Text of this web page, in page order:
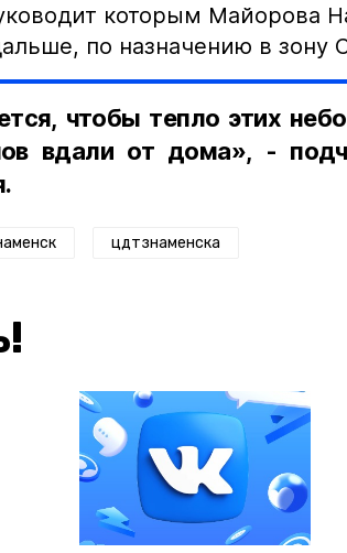
которым Майорова
по назначению в зону
чтобы тепло этих
вдали от дома», -
цдтзнаменска